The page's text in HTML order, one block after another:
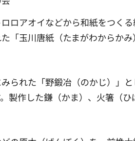
ロアオイなどから和紙をつく
「玉川唐紙（たまがわからかみ
られた「野鍛冶（のかじ）」
製作した鎌（かま）、火箸（